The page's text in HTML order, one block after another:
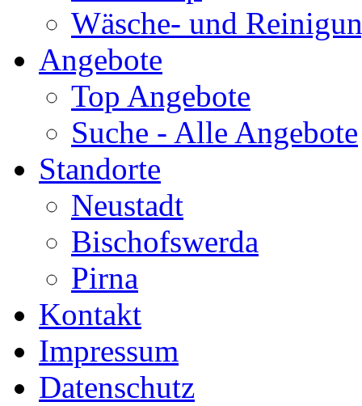
Wäsche- und
Angebote
Top Angebote
Suche - Alle Angebote
Standorte
Neustadt
Bischofswerda
Pirna
Kontakt
Impressum
Datenschutz